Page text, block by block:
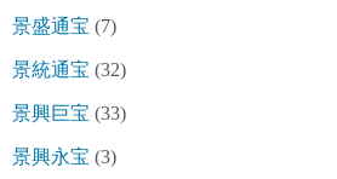
景盛通宝 (7)
景統通宝 (32)
景興巨宝 (33)
景興永宝 (3)